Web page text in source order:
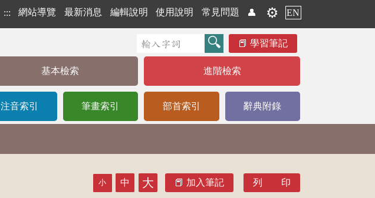
::: 網站導覽 最新消息 編輯說明 使用說明 常見問題 👤 ⚙️ EN
學習筆記
基本檢索 進階檢索
注音索引 筆畫索引 部首索引 辭典附錄
小 中 大 加入筆記 列 印